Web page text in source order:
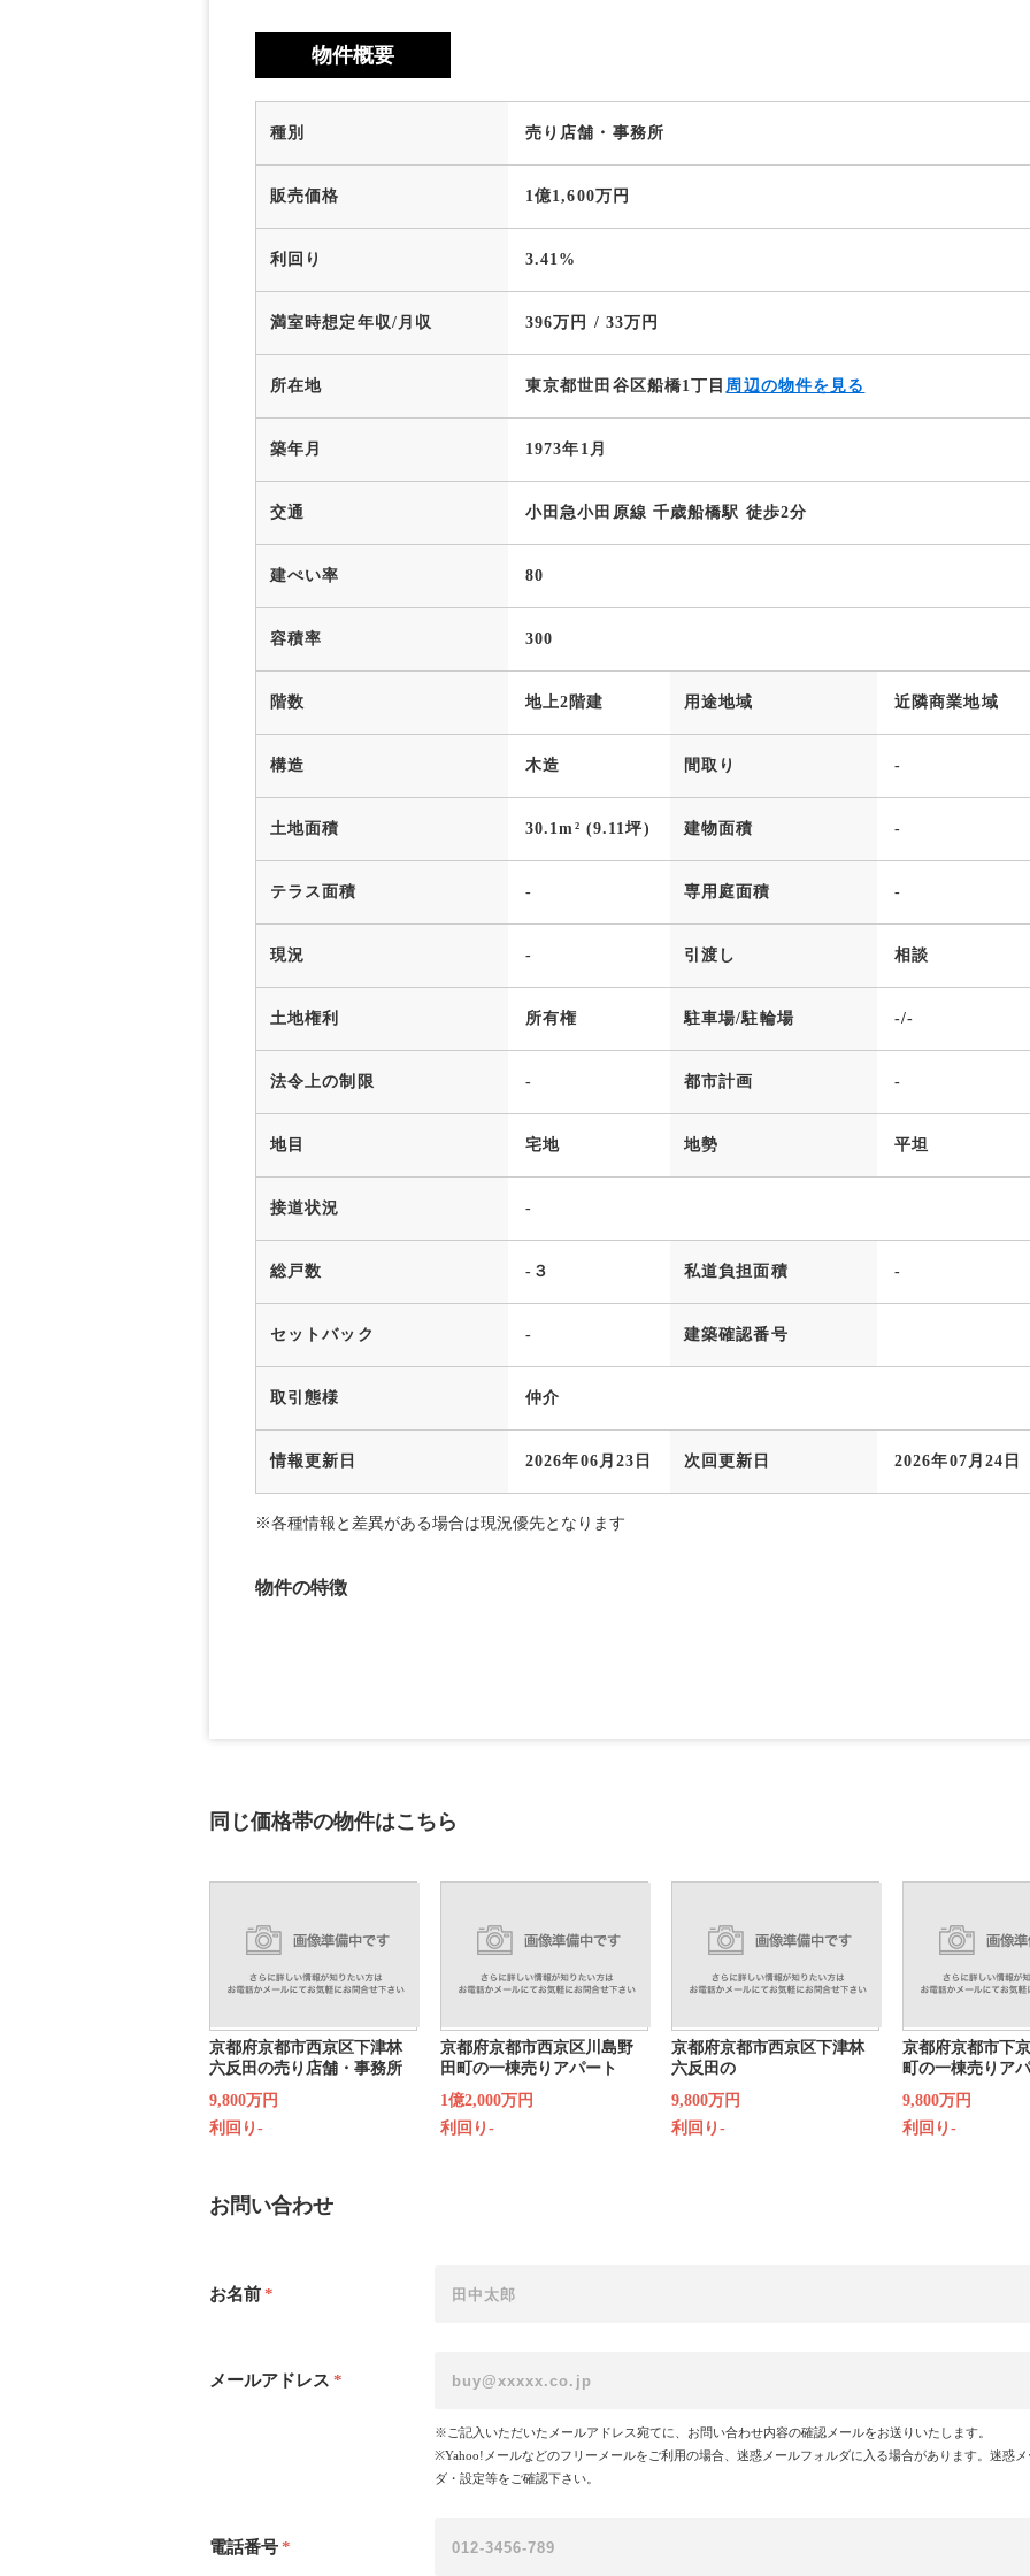
物件概要
種別 売り店舗・事務所
販売価格 1億1,600万円
利回り 3.41%
満室時想定年収/月収 396万円 / 33万円
所在地 東京都世田谷区船橋1丁目 周辺の物件を見る
築年月 1973年1月
交通 小田急小田原線 千歳船橋駅 徒歩2分
建ぺい率 80
容積率 300
階数 地上2階建 用途地域 近隣商業地域
構造 木造 間取り -
土地面積 30.1m² (9.11坪) 建物面積 -
テラス面積 - 専用庭面積 -
現況 - 引渡し 相談
土地権利 所有権 駐車場/駐輪場 -/-
法令上の制限 - 都市計画 -
地目 宅地 地勢 平坦
接道状況 -
総戸数 -３ 私道負担面積 -
セットバック - 建築確認番号
取引態様 仲介
情報更新日 2026年06月23日 次回更新日 2026年07月24日
※各種情報と差異がある場合は現況優先となります
物件の特徴
同じ価格帯の物件はこちら
京都府京都市西京区下津林
六反田の売り店舗・事務所
9,800万円
利回り-
京都府京都市西京区川島野
田町の一棟売りアパート
1億2,000万円
利回り-
京都府京都市西京区下津林
六反田の
9,800万円
利回り-
京都府京都市下
町の一棟売りア
9,800万円
利回り-
お問い合わせ
お名前*
メールアドレス *
※ご記入いただいたメールアドレス宛てに、お問い合わせ内容の確認メールをお送りいたします。
※Yahoo!メールなどのフリーメールをご利用の場合、迷惑メールフォルダに入る場合があります。迷惑
ダ・設定等をご確認下さい。
電話番号*